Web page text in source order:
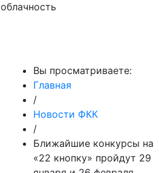
облачность
Вы просматриваете:
Главная
/
Новости ФКК
/
Ближайшие конкурсы на
«22 кнопку» пройдут 29